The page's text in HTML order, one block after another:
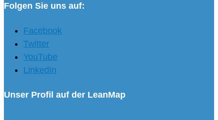
Folgen Sie uns auf:
Facebook
Twitter
YouTube
LinkedIn
Unser Profil auf der LeanMap